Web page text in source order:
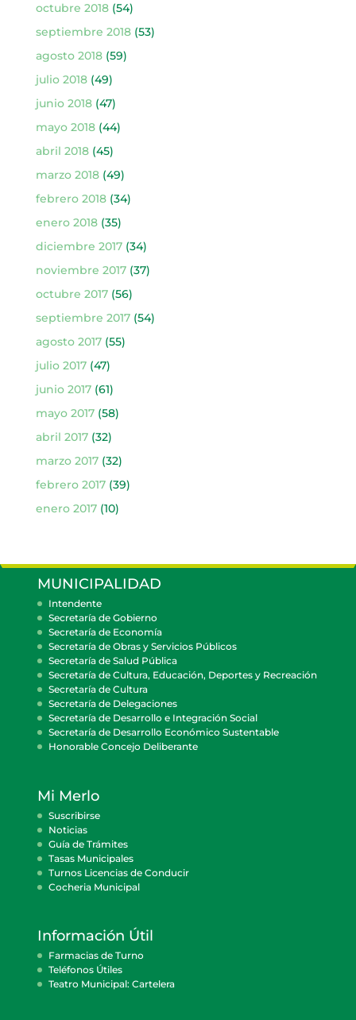
octubre 2018(54)
septiembre 2018(53)
agosto 2018(59)
julio 2018(49)
junio 2018(47)
mayo 2018(44)
abril 2018(45)
marzo 2018(49)
febrero 2018(34)
enero 2018(35)
diciembre 2017(34)
noviembre 2017(37)
octubre 2017(56)
septiembre 2017(54)
agosto 2017(55)
julio 2017(47)
junio 2017(61)
mayo 2017(58)
abril 2017(32)
marzo 2017(32)
febrero 2017(39)
enero 2017(10)
MUNICIPALIDAD
Intendente
Secretaría de Gobierno
Secretaría de Economía
Secretaría de Obras y Servicios Públicos
Secretaría de Salud Pública
Secretaría de Cultura, Educación, Deportes y Recreación
Secretaría de Cultura
Secretaría de Delegaciones
Secretaría de Desarrollo e Integración Social
Secretaría de Desarrollo Económico Sustentable
Honorable Concejo Deliberante
Mi Merlo
Suscribirse
Noticias
Guía de Trámites
Tasas Municipales
Turnos Licencias de Conducir
Cocheria Municipal
Información Útil
Farmacias de Turno
Teléfonos Útiles
Teatro Municipal: Cartelera